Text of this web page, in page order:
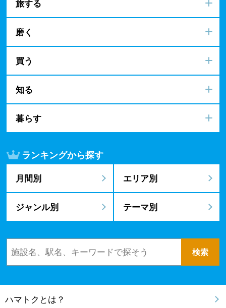
旅する
磨く
買う
知る
暮らす
ランキングから探す
月間別 エリア別
ジャンル別 テーマ別
ハマトクとは？